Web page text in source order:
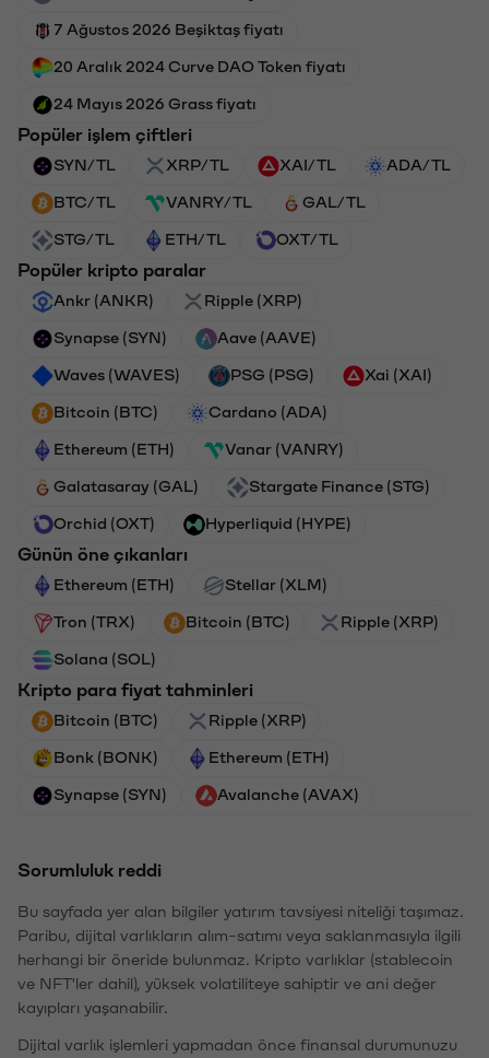
7 Ağustos 2026 Beşiktaş fiyatı
20 Aralık 2024 Curve DAO Token fiyatı
24 Mayıs 2026 Grass fiyatı
Popüler işlem çiftleri
SYN/TL XRP/TL XAI/TL ADA/TL
BTC/TL VANRY/TL GAL/TL
STG/TL ETH/TL OXT/TL
Popüler kripto paralar
Ankr (ANKR) Ripple (XRP)
Synapse (SYN) Aave (AAVE)
Waves (WAVES) PSG (PSG) Xai (XAI)
Bitcoin (BTC) Cardano (ADA)
Ethereum (ETH) Vanar (VANRY)
Galatasaray (GAL) Stargate Finance (STG)
Orchid (OXT) Hyperliquid (HYPE)
Günün öne çıkanları
Ethereum (ETH) Stellar (XLM)
Tron (TRX) Bitcoin (BTC) Ripple (XRP)
Solana (SOL)
Kripto para fiyat tahminleri
Bitcoin (BTC) Ripple (XRP)
Bonk (BONK) Ethereum (ETH)
Synapse (SYN) Avalanche (AVAX)
Sorumluluk reddi
Bu sayfada yer alan bilgiler yatırım tavsiyesi niteliği taşımaz.
Paribu, dijital varlıkların alım-satımı veya saklanmasıyla ilgili
herhangi bir öneride bulunmaz. Kripto varlıklar (stablecoin
ve NFT'ler dahil), yüksek volatiliteye sahiptir ve ani değer
kayıpları yaşanabilir.
Dijital varlık işlemleri yapmadan önce finansal durumunuzu